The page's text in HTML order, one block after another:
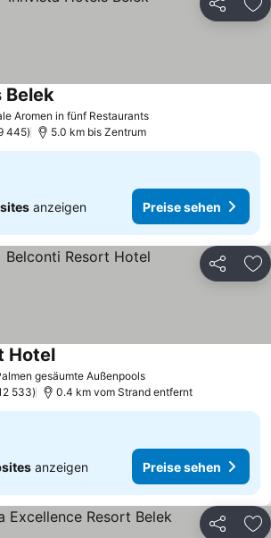
Teilen
Aromen in fünf Restaurants
Belek
445 5.0 km bis Zentrum
anzeigen Preise sehen
Teilen
gesäumte Außenpools
Hotel
533 0.4 km vom Strand entfernt
anzeigen Preise sehen
Teilen